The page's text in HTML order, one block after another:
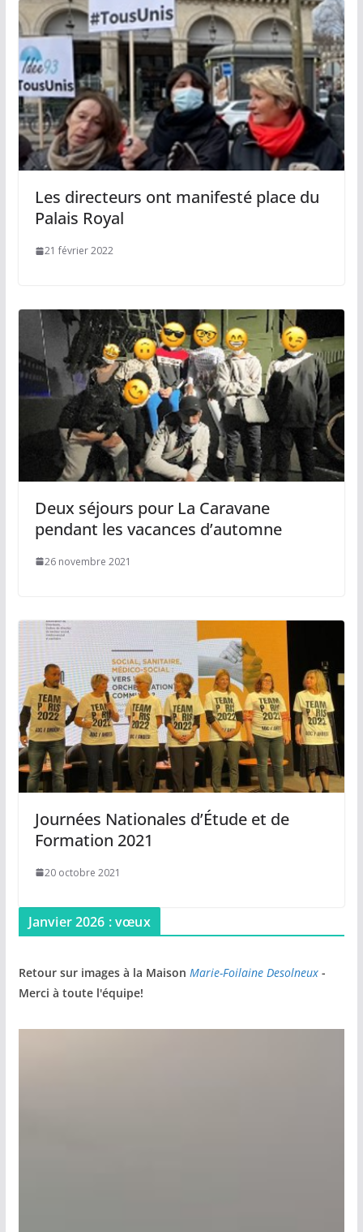
Les directeurs ont manifesté place du
Palais Royal
21 février 2022
Deux séjours pour La Caravane
pendant les vacances d’automne
26 novembre 2021
Journées Nationales d’Étude et de
Formation 2021
20 octobre 2021
Janvier 2026 : vœux
Retour sur images à la Maison Marie-Foilaine Desolneux-
Merci à toute l'équipe!